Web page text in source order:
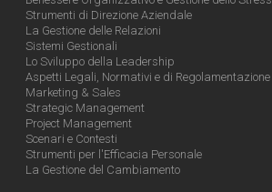
Strumenti di Direzione Aziendale
La Gestione delle Relazioni
Sistemi Gestionali
Lo Sviluppo della Leadership
Aspetti Legali, Normativi e di Regolamentazione
Marketing & Sales
Strategic Management
Project Management
Scenari e Contesti
Strumenti per l'Efficacia Personale
La Gestione del Cambiamento